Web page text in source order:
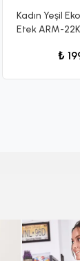
Kadın Yeşil
Etek ARM-
₺